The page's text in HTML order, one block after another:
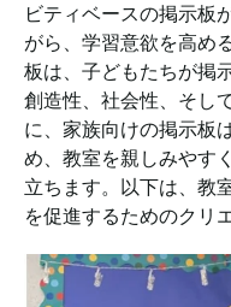
ビティベースの掲示板
がら、学習意欲を高め
板は、子どもたちが掲
創造性、社会性、そし
に、家族向けの掲示板
め、教室を親しみやす
立ちます。以下は、教
を促進するためのクリ